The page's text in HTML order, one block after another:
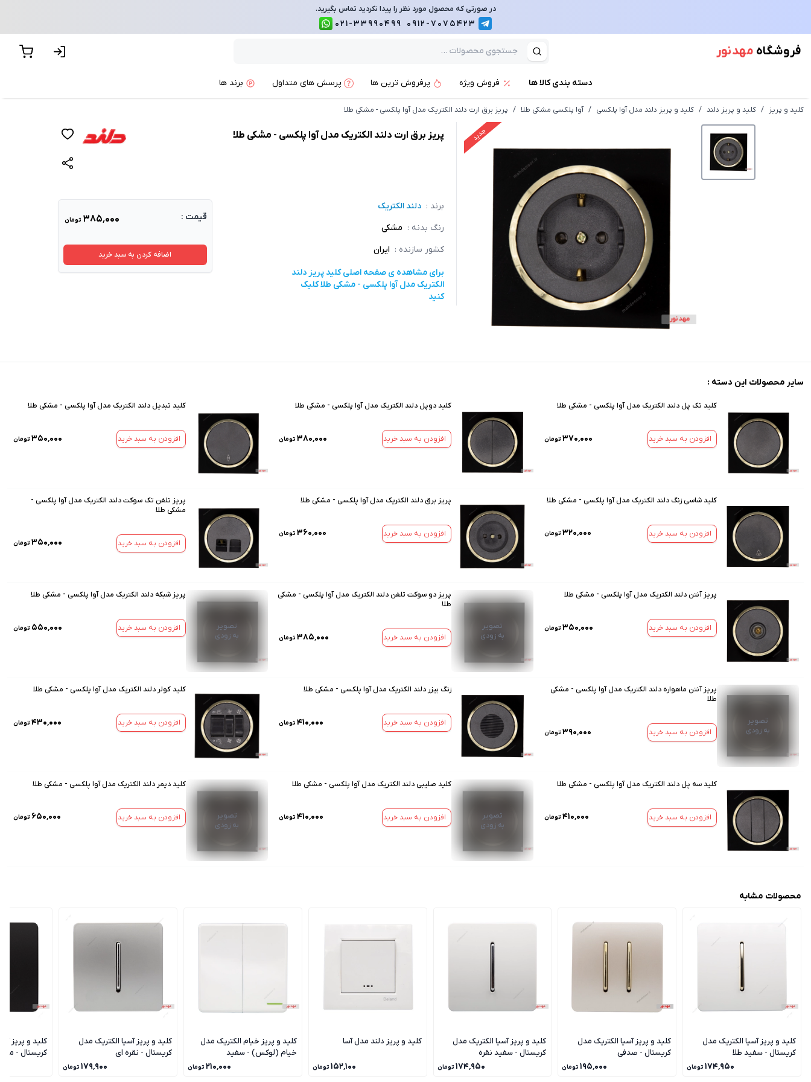
در صورتی که محصول مورد نظر را پیدا نکردید تماس بگیرید.
0912-7075423
021-33990499
فروشگاه مهد نور
دسته بندی کالا ها فروش ویژه پرفروش ترین ها پرسش های متداول برند ها
کلید و پریز / کلید و پریز دلند / کلید و پریز دلند مدل آوا پلکسی / آوا پلکسی مشکی طلا / پریز برق ارت دلند الکتریک مدل آوا پلکسی - مشکی طلا
جدید پریز برق ارت دلند الکتریک مدل آوا پلکسی - مشکی طلا
قیمت : ۳۸۵٬۰۰۰ تومان
اضافه کردن به سبد خرید
برند : دلند الکتریک
رنگ بدنه : مشکی
کشور سازنده : ایران
برای مشاهده ی صفحه اصلیکلید پریز دلند
الکتریک مدل آوا پلکسی - مشکی طلاکلیک
کنید
سایر محصولات این دسته :
کلید تک پل دلند الکتریک مدل آوا پلکسی - مشکی طلا
افزودن به سبد خرید ۳۷۰٬۰۰۰ تومان
کلید دوپل دلند الکتریک مدل آوا پلکسی - مشکی طلا
افزودن به سبد خرید ۳۸۰٬۰۰۰ تومان
کلید تبدیل دلند الکتریک مدل آوا پلکسی - مشکی طلا
افزودن به سبد خرید ۳۵۰٬۰۰۰ تومان
کلید شاسی زنگ دلند الکتریک مدل آوا پلکسی - مشکی طلا
افزودن به سبد خرید ۳۲۰٬۰۰۰ تومان
پریز برق دلند الکتریک مدل آوا پلکسی - مشکی طلا
افزودن به سبد خرید ۳۶۰٬۰۰۰ تومان
پریز تلفن تک سوکت دلند الکتریک مدل آوا پلکسی -
مشکی طلا
افزودن به سبد خرید ۳۵۰٬۰۰۰ تومان
پریز آنتن دلند الکتریک مدل آوا پلکسی - مشکی طلا
افزودن به سبد خرید ۳۵۰٬۰۰۰ تومان
تصویر
به زودی
پریز دو سوکت تلفن دلند الکتریک مدل آوا پلکسی - مشکی
طلا
افزودن به سبد خرید ۳۸۵٬۰۰۰ تومان
تصویر
به زودی
پریز شبکه دلند الکتریک مدل آوا پلکسی - مشکی طلا
افزودن به سبد خرید ۵۵۰٬۰۰۰ تومان
تصویر
به زودی
پریز آنتن ماهواره دلند الکتریک مدل آوا پلکسی - مشکی
طلا
افزودن به سبد خرید ۳۹۰٬۰۰۰ تومان
زنگ بیزر دلند الکتریک مدل آوا پلکسی - مشکی طلا
افزودن به سبد خرید ۴۱۰٬۰۰۰ تومان
کلید کولر دلند الکتریک مدل آوا پلکسی - مشکی طلا
افزودن به سبد خرید ۴۳۰٬۰۰۰ تومان
کلید سه پل دلند الکتریک مدل آوا پلکسی - مشکی طلا
افزودن به سبد خرید ۴۱۰٬۰۰۰ تومان
تصویر
به زودی
کلید صلیبی دلند الکتریک مدل آوا پلکسی - مشکی طلا
افزودن به سبد خرید ۴۱۰٬۰۰۰ تومان
تصویر
به زودی
کلید دیمر دلند الکتریک مدل آوا پلکسی - مشکی طلا
افزودن به سبد خرید ۶۵۰٬۰۰۰ تومان
محصولات مشابه
کلید و پریز آسیا الکتریک مدل
کریستال - سفید طلا
۱۷۴٬۹۵۰ تومان
کلید و پریز آسیا الکتریک مدل
کریستال - صدفی
۱۹۵٬۰۰۰ تومان
کلید و پریز آسیا الکتریک مدل
کریستال - سفید نقره
۱۷۴٬۹۵۰ تومان
کلید و پریز دلند مدل آسا
۱۵۲٬۱۰۰ تومان
کلید و پریز خیام الکتریک مدل
خیام (لوکس) - سفید
۲۱۰٬۰۰۰ تومان
کلید و پریز آسیا الکتریک مدل
کریستال - نقره ای
۱۷۹٬۹۰۰ تومان
کلید و پریز
کریستال -